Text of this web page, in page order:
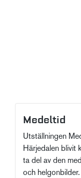
Medeltid
Utställningen
Härjedalen blivit
ta del av den
och helgonbilder.